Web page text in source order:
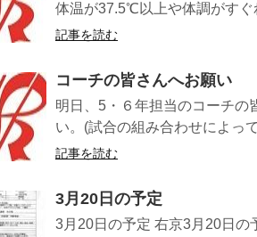
体温が37.5℃以上や体調がすぐ
記事を読む
コーチの皆さんへお願い
明日、5・６年担当のコーチの
い。(試合の組み合わせによっ
記事を読む
3月20日の予定
3月20日の予定 右京3月20日の